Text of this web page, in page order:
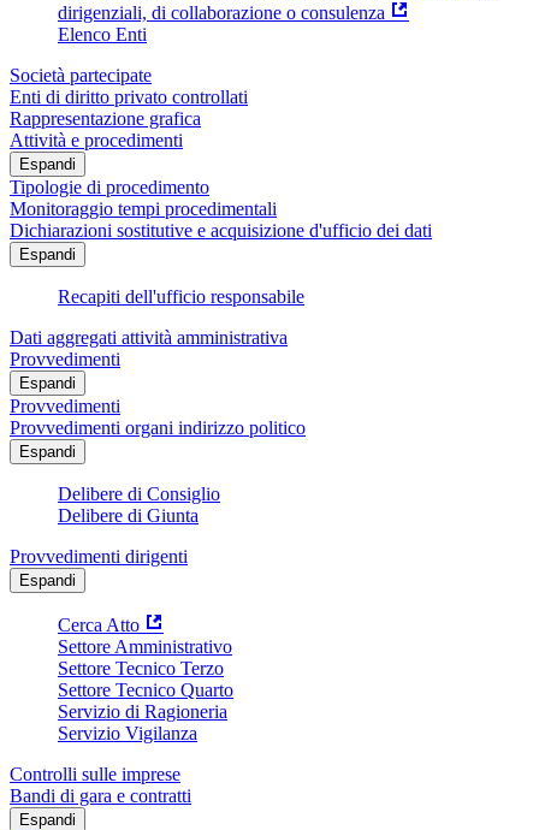
dirigenziali, di collaborazione o consulenza
Elenco Enti
Società partecipate
Enti di diritto privato controllati
Rappresentazione grafica
Attività e procedimenti
Espandi
Tipologie di procedimento
Monitoraggio tempi procedimentali
Dichiarazioni sostitutive e acquisizione d'ufficio dei dati
Espandi
Recapiti dell'ufficio responsabile
Dati aggregati attività amministrativa
Provvedimenti
Espandi
Provvedimenti
Provvedimenti organi indirizzo politico
Espandi
Delibere di Consiglio
Delibere di Giunta
Provvedimenti dirigenti
Espandi
Cerca Atto
Settore Amministrativo
Settore Tecnico Terzo
Settore Tecnico Quarto
Servizio di Ragioneria
Servizio Vigilanza
Controlli sulle imprese
Bandi di gara e contratti
Espandi